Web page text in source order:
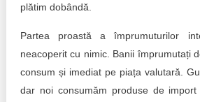
plătim dobândă.
Partea proastă a împrumuturilor
neacoperit cu nimic. Banii împrumutați
consum și imediat pe piața valutară.
dar noi consumăm produse de